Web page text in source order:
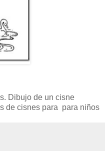
Dibujo de un cisne
de cisnes para para niños